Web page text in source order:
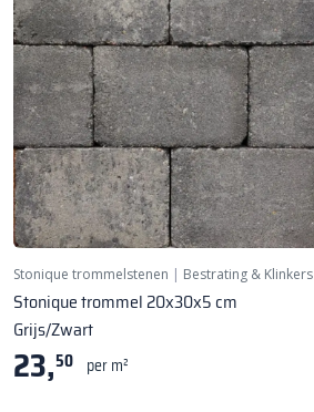
Stonique trommelstenen | Bestrating & Klinkers
Stonique trommel 20x30x5 cm
Grijs/Zwart
23,50 per m²